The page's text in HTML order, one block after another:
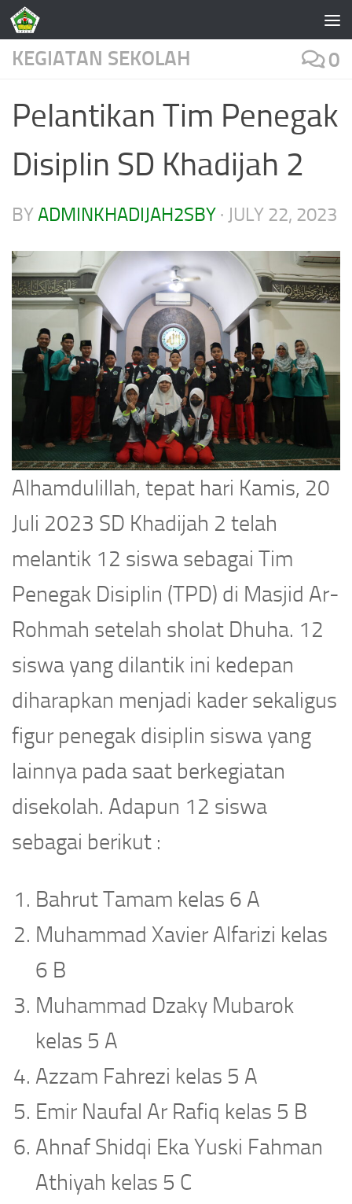
Skip to content
KEGIATAN SEKOLAH 0
Pelantikan Tim Penegak
Disiplin SD Khadijah 2
BYADMINKHADIJAH2SBY · JULY 22, 2023
Alhamdulillah, tepat hari Kamis, 20
Juli 2023 SD Khadijah 2 telah
melantik 12 siswa sebagai Tim
Penegak Disiplin (TPD) di Masjid Ar-
Rohmah setelah sholat Dhuha. 12
siswa yang dilantik ini kedepan
diharapkan menjadi kader sekaligus
figur penegak disiplin siswa yang
lainnya pada saat berkegiatan
disekolah. Adapun 12 siswa
sebagai berikut :
Bahrut Tamam kelas 6 A
Muhammad Xavier Alfarizi kelas
6 B
Muhammad Dzaky Mubarok
kelas 5 A
Azzam Fahrezi kelas 5 A
Emir Naufal Ar Rafiq kelas 5 B
Ahnaf Shidqi Eka Yuski Fahman
Athiyah kelas 5 C